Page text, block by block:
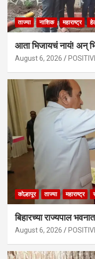
ताज्या नाशिक महाराष्ट्र
आता भिजायचं नायं! अन्
August 6, 2026
कोल्हापूर ताज्या महाराष्ट्र
बिहारच्या राज्यपाल
August 6, 2026